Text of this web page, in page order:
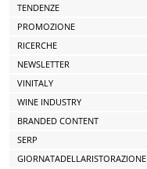
TENDENZE
PROMOZIONE
RICERCHE
NEWSLETTER
VINITALY
WINE INDUSTRY
BRANDED CONTENT
SERP
GIORNATADELLARISTORAZIONE